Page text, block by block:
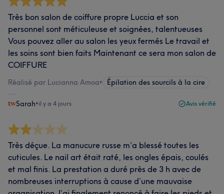
Très bon salon de coiffure propre Luccia et son
personnel sont méticuleuse et soignées, talentueuses
Vous pouvez aller au salon les yeux fermés Le travail et
les soins sont bien faits Maintenant ce sera mon salon de
COIFFURE
Réalisé par Lucianna Amoa• Épilation des sourcils à la cire
Sarah•il y a 4 jours Avis vérifié
Très déçue. La manucure russe m’a blessé toutes les
cuticules. Le nail art était raté, les ongles épais, coulés
et mal finis. La prestation a duré près de 3 h avec de
nombreuses interruptions à cause d’une mauvaise